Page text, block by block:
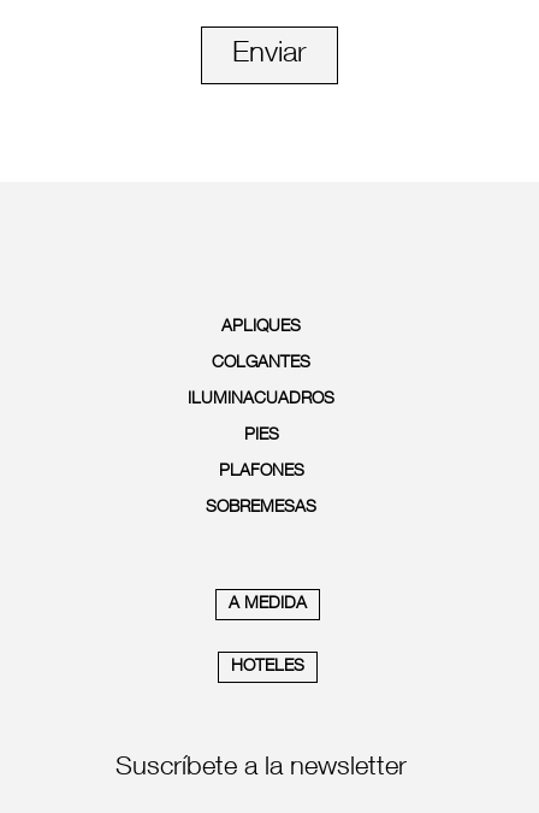
Enviar
APLIQUES
COLGANTES
ILUMINACUADROS
PIES
PLAFONES
SOBREMESAS
A MEDIDA
HOTELES
Suscríbete a la newsletter